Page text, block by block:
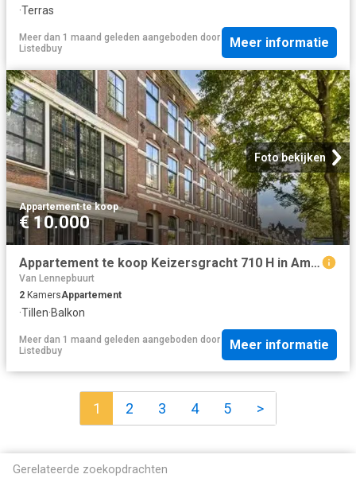
·Terras
Meer dan 1 maand geleden aangeboden door
Listedbuy
Meer informatie
Foto bekijken
Appartement·te koop
€ 10.000
Appartement te koop Keizersgracht 710 H in Amsterdam voor € 45.
Van Lennepbuurt
2 KamersAppartement
·Tillen·Balkon
Meer dan 1 maand geleden aangeboden door
Listedbuy
Meer informatie
1 2 3 4 5 >
Gerelateerde zoekopdrachten